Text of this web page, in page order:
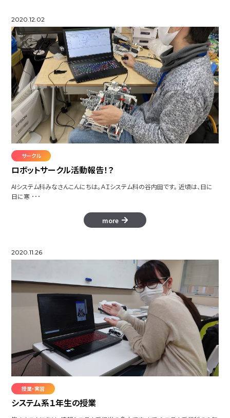
2020.12.02
サークル
ロボットサークル活動報告！？
AIシステム科みなさんこんにちは。ＡＩシステム科の谷内田です。 近頃は、日に
日に寒 ･･･
more
2020.11.26
授業・実習
システム系１年生の授業